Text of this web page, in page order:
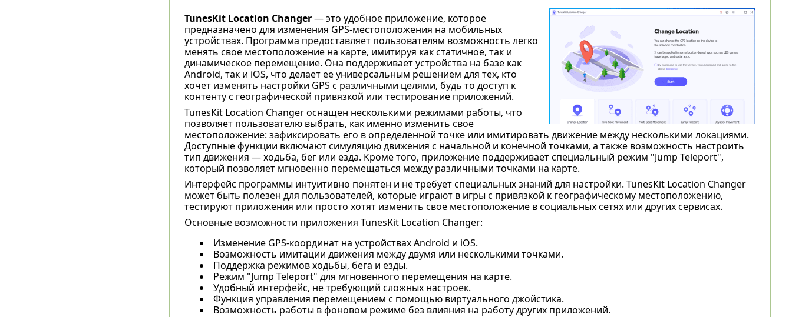
TunesKit Location Changer— это удобное приложение, которое
предназначено для изменения GPS-местоположения на мобильных
устройствах. Программа предоставляет пользователям возможность легко
менять свое местоположение на карте, имитируя как статичное, так и
динамическое перемещение. Она поддерживает устройства на базе как
Android, так и iOS, что делает ее универсальным решением для тех, кто
хочет изменять настройки GPS с различными целями, будь то доступ к
контенту с географической привязкой или тестирование приложений.
TunesKit Location Changer оснащен несколькими режимами работы, что
позволяет пользователю выбрать, как именно изменить свое
местоположение: зафиксировать его в определенной точке или имитировать движение между несколькими локациями.
Доступные функции включают симуляцию движения с начальной и конечной точками, а также возможность настроить
тип движения — ходьба, бег или езда. Кроме того, приложение поддерживает специальный режим "Jump Teleport",
который позволяет мгновенно перемещаться между различными точками на карте.
Интерфейс программы интуитивно понятен и не требует специальных знаний для настройки. TunesKit Location Changer
может быть полезен для пользователей, которые играют в игры с привязкой к географическому местоположению,
тестируют приложения или просто хотят изменить свое местоположение в социальных сетях или других сервисах.
Основные возможности приложения TunesKit Location Changer:
Изменение GPS-координат на устройствах Android и iOS.
Возможность имитации движения между двумя или несколькими точками.
Поддержка режимов ходьбы, бега и езды.
Режим "Jump Teleport" для мгновенного перемещения на карте.
Удобный интерфейс, не требующий сложных настроек.
Функция управления перемещением с помощью виртуального джойстика.
Возможность работы в фоновом режиме без влияния на работу других приложений.